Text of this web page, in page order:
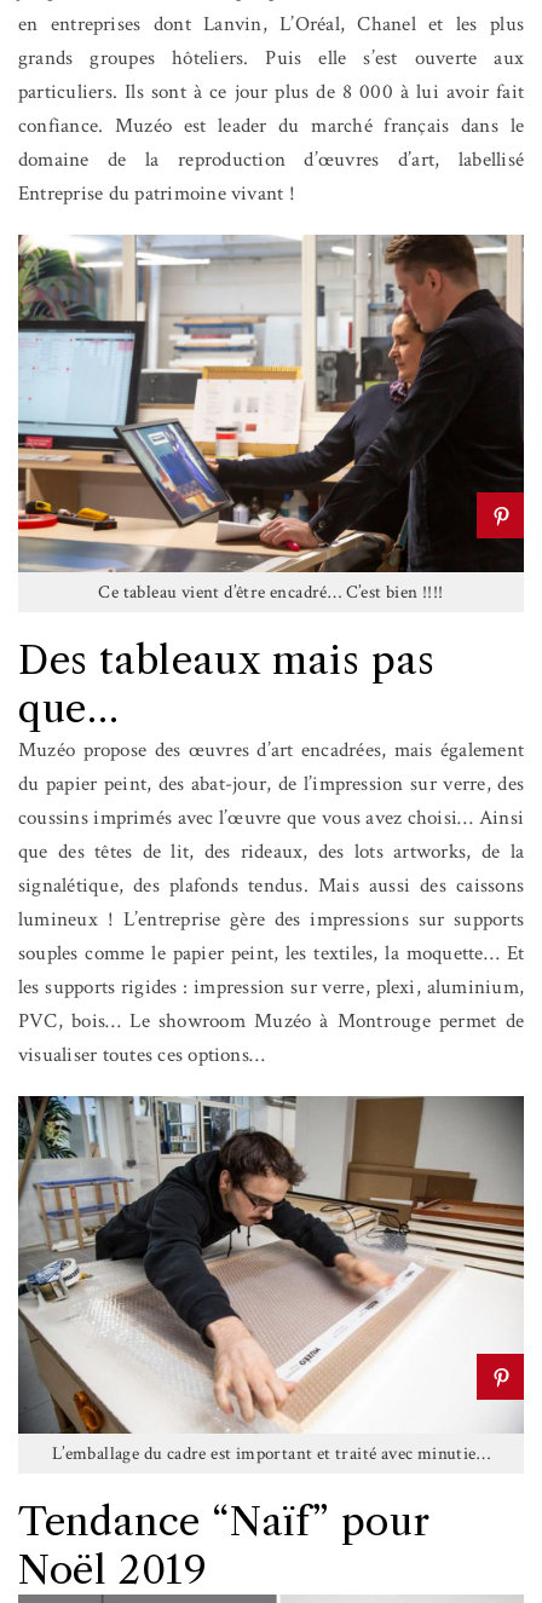
en entreprises dont Lanvin, L’Oréal, Chanel et les plus
grands groupes hôteliers. Puis elle s’est ouverte aux
particuliers. Ils sont à ce jour plus de 8 000 à lui avoir fait
confiance. Muzéo est leader du marché français dans le
domaine de la reproduction d’œuvres d’art, labellisé
Entreprise du patrimoine vivant !
Ce tableau vient d’être encadré… C’est bien !!!!
Des tableaux mais pas
que…
Muzéo propose des œuvres d’art encadrées, mais également
du papier peint, des abat-jour, de l’impression sur verre, des
coussins imprimés avec l’œuvre que vous avez choisi… Ainsi
que des têtes de lit, des rideaux, des lots artworks, de la
signalétique, des plafonds tendus. Mais aussi des caissons
lumineux ! L’entreprise gère des impressions sur supports
souples comme le papier peint, les textiles, la moquette… Et
les supports rigides : impression sur verre, plexi, aluminium,
PVC, bois… Le showroom Muzéo à Montrouge permet de
visualiser toutes ces options…
L’emballage du cadre est important et traité avec minutie…
Tendance “Naïf” pour
Noël 2019